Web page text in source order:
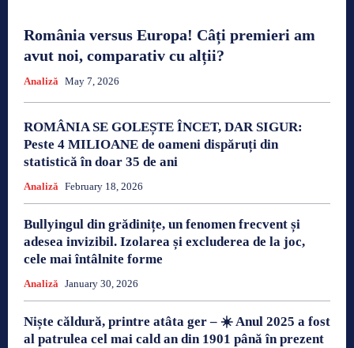
România versus Europa! Câți premieri am
avut noi, comparativ cu alții?
Analiză May 7, 2026
ROMÂNIA SE GOLEȘTE ÎNCET, DAR SIGUR:
Peste 4 MILIOANE de oameni dispăruți din
statistică în doar 35 de ani
Analiză February 18, 2026
Bullyingul din grădinițe, un fenomen frecvent și
adesea invizibil. Izolarea și excluderea de la joc,
cele mai întâlnite forme
Analiză January 30, 2026
Niște căldură, printre atâta ger – ☀️ Anul 2025 a fost
al patrulea cel mai cald an din 1901 până în prezent